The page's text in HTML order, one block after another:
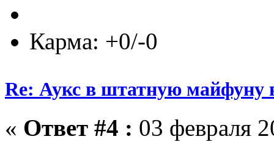
Карма: +0/-0
Re: Аукс в штатную майфуну
« Ответ #4 : 03 февраля